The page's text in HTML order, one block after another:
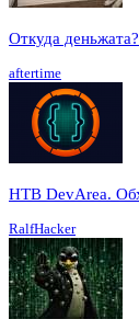
Откуда
aftertime
HTB DevArea.
RalfHacker